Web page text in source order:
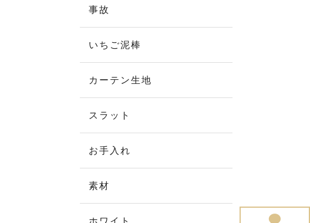
事故
いちご泥棒
カーテン生地
スラット
お手入れ
素材
ホワイト